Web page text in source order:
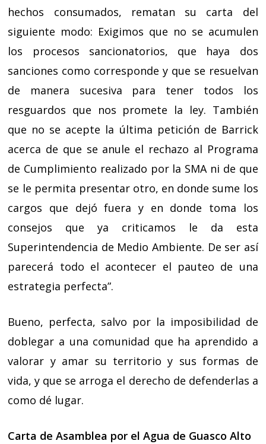
hechos consumados, rematan su carta del
siguiente modo: Exigimos que no se acumulen
los procesos sancionatorios, que haya dos
sanciones como corresponde y que se resuelvan
de manera sucesiva para tener todos los
resguardos que nos promete la ley. También
que no se acepte la última petición de Barrick
acerca de que se anule el rechazo al Programa
de Cumplimiento realizado por la SMA ni de que
se le permita presentar otro, en donde sume los
cargos que dejó fuera y en donde toma los
consejos que ya criticamos le da esta
Superintendencia de Medio Ambiente. De ser así
parecerá todo el acontecer el pauteo de una
estrategia perfecta”.
Bueno, perfecta, salvo por la imposibilidad de
doblegar a una comunidad que ha aprendido a
valorar y amar su territorio y sus formas de
vida, y que se arroga el derecho de defenderlas a
como dé lugar.
Carta de Asamblea por el Agua de Guasco Alto